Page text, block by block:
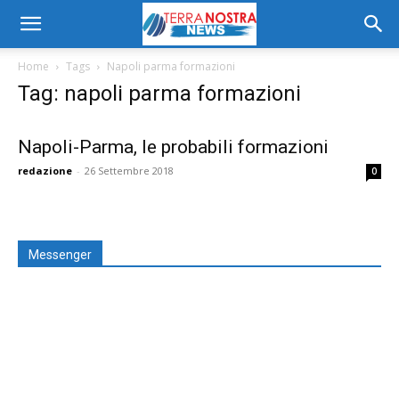
Home Tags Napoli parma formazioni
Tag: napoli parma formazioni
Napoli-Parma, le probabili formazioni
redazione - 26 Settembre 2018 0
Messenger